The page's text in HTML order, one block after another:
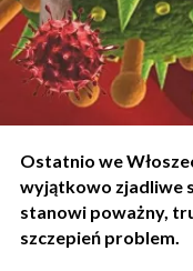
Ostatnio we
wyjątkowo zjadliwe
stanowi poważny,
szczepień problem.